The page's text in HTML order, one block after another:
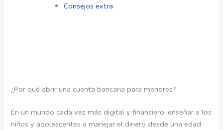
Consejos extra
¿Por qué abrir una cuenta bancaria para menores?
En un mundo cada vez más digital y financiero, enseñar a los
niños y adolescentes a manejar el dinero desde una edad